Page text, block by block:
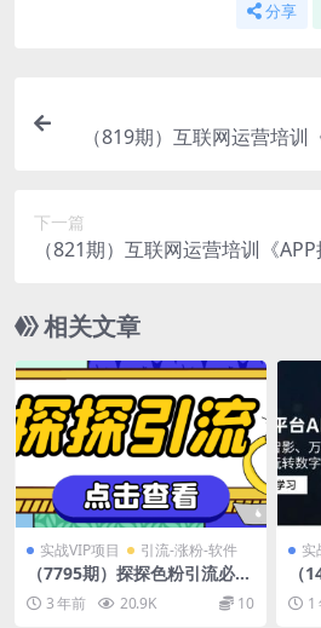
分享
（819期）互联网运营培训
下一篇
（821期）互联网运营培训《
相关文章
实战VIP项目 引流-涨粉-软件
（7795期）探探色粉引流必备
神器多功能高效引流，解放双
手全自动引流【引流脚本+使…
3 年前 20.9K 10
实
（
人
播1